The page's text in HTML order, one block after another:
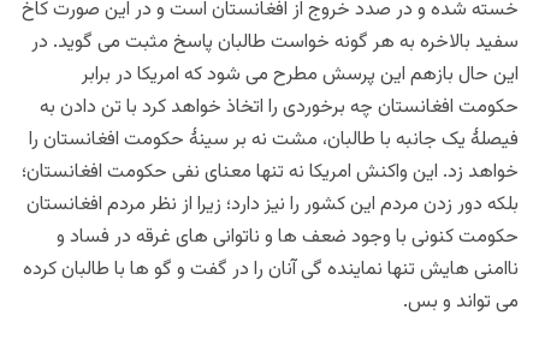
خسته شده و در صدد خروج از افغانستان است و در این صورت کاخ
سفید بالاخره به هر گونه خواست طالبان پاسخ مثبت می گوید. در
این حال بازهم این پرسش مطرح می شود که امریکا در برابر
حکومت افغانستان چه برخوردی را اتخاذ خواهد کرد با تن دادن به
فیصلۀ یک جانبه با طالبان، مشت نه بر سینۀ حکومت افغانستان را
خواهد زد. این واکنش امریکا نه تنها معنای نفی حکومت افغانستان؛
بلکه دور زدن مردم این کشور را نیز دارد؛ زیرا از نظر مردم افغانستان
حکومت کنونی با وجود ضعف ها و ناتوانی های غرقه در فساد و
ناامنی هایش تنها نماینده گی آنان را در گفت و گو ها با طالبان کرده
می تواند و بس.